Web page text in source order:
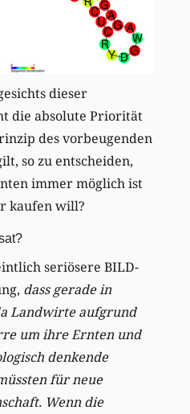
dieser
die absolute Priorität
des vorbeugenden
so zu entscheiden,
immer möglich ist
kaufen will?
seriösere BILD-
dass gerade in
Landwirte aufgrund
um ihre Ernten und
denkende
für neue
Wenn die